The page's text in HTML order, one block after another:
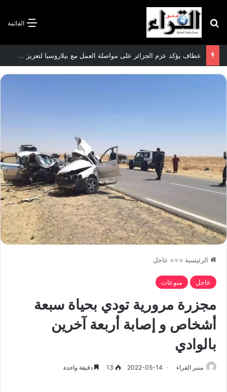
القائمة بحث عن
عطاف يؤكد عزم الجزائر على مواصلة العمل مع بيلاروسيا لتعزيز العلاقات الثنائية
الرئيسية === عاجل
عاجل منوعات
مجزرة مرورية تودي بحياة سبعة
أشخاص و إصابة أربعة آخرين
بالوادي
منبر القراء 2022-05-14
13 دقيقة واحدة